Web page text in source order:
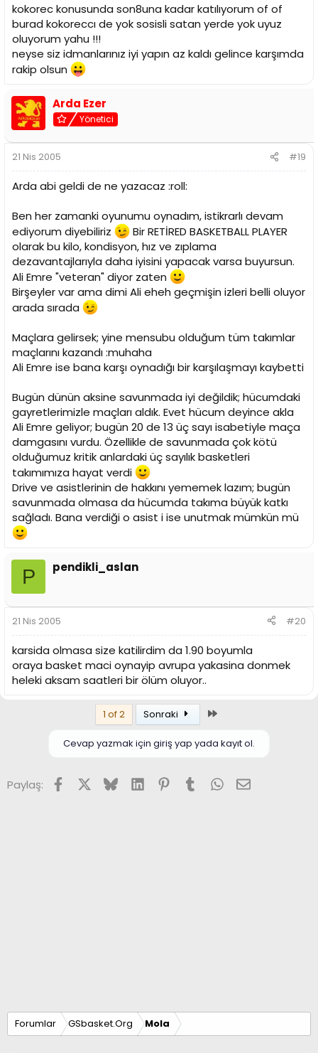
kokorec konusunda son8una kadar katılıyorum of of
burad kokoreccı de yok sosisli satan yerde yok uyuz
oluyorum yahu !!!
neyse siz idmanlarınız iyi yapın az kaldı gelince karşımda
rakip olsun
Arda Ezer
Yönetici
21 Nis 2005 #19
Arda abi geldi de ne yazacaz :roll:
Ben her zamanki oyunumu oynadım, istikrarlı devam
ediyorum diyebiliriz
Bir RETİRED BASKETBALL PLAYER
olarak bu kilo, kondisyon, hız ve zıplama
dezavantajlarıyla daha iyisini yapacak varsa buyursun.
Ali Emre "veteran" diyor zaten
Birşeyler var ama dimi Ali eheh geçmişin izleri belli oluyor
arada sırada
Maçlara gelirsek; yine mensubu olduğum tüm takımlar
maçlarını kazandı :muhaha
Ali Emre ise bana karşı oynadığı bir karşılaşmayı kaybetti
Bugün dünün aksine savunmada iyi değildik; hücumdaki
gayretlerimizle maçları aldık. Evet hücum deyince akla
Ali Emre geliyor; bugün 20 de 13 üç sayı isabetiyle maça
damgasını vurdu. Özellikle de savunmada çok kötü
olduğumuz kritik anlardaki üç sayılık basketleri
takımımıza hayat verdi
Drive ve asistlerinin de hakkını yememek lazım; bugün
savunmada olmasa da hücumda takıma büyük katkı
sağladı. Bana verdiği o asist i ise unutmak mümkün mü
P pendikli_aslan
21 Nis 2005 #20
karsida olmasa size katilirdim da 1.90 boyumla
oraya basket maci oynayip avrupa yakasina donmek
heleki aksam saatleri bir ölüm oluyor..
1 of 2 Sonraki
Cevap yazmak için giriş yap yada kayıt ol.
Paylaş: FacebookX (Twitter)
BlueskyLinkedInPinterest
TumblrWhatsApp
E-posta
Forumlar GSbasket.Org Mola